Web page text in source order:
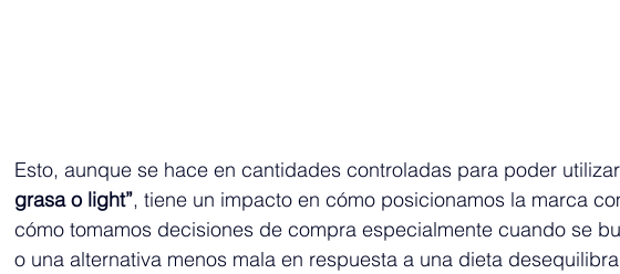
Esto, aunque se hace en cantidades controladas para poder
grasa o light”, tiene un impacto en cómo posicionamos la marca
cómo tomamos decisiones de compra especialmente cuando se
o una alternativa menos mala en respuesta a una dieta